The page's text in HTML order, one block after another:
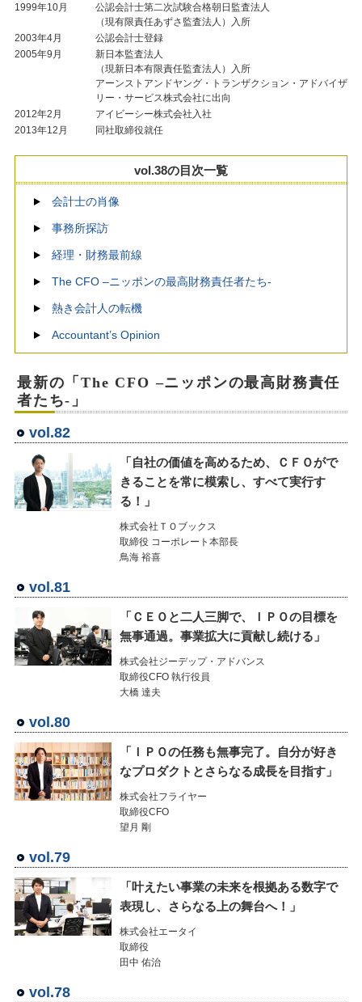
1999年10月
公認会計士第二次試験合格朝日監査法人
（現有限責任あずさ監査法人）入所
2003年4月
公認会計士登録
2005年9月
新日本監査法人
（現新日本有限責任監査法人）入所
アーンストアンドヤング・トランザクション・アドバイザ
リー・サービス株式会社に出向
2012年2月
アイビーシー株式会社入社
2013年12月
同社取締役就任
vol.38の目次一覧
会計士の肖像
事務所探訪
経理・財務最前線
The CFO –ニッポンの最高財務責任者たち-
熱き会計人の転機
Accountant’s Opinion
最新の「The CFO –ニッポンの最高財務責任
者たち-」
vol.82
「自社の価値を高めるため、ＣＦＯがで
きることを常に模索し、すべて実行す
る！」
株式会社ＴＯブックス
取締役 コーポレート本部長
鳥海 裕喜
vol.81
「ＣＥＯと二人三脚で、ＩＰＯの目標を
無事通過。事業拡大に貢献し続ける」
株式会社ジーデップ・アドバンス
取締役CFO 執行役員
大橋 達夫
vol.80
「ＩＰＯの任務も無事完了。自分が好き
なプロダクトとさらなる成長を目指す」
株式会社フライヤー
取締役CFO
望月 剛
vol.79
「叶えたい事業の未来を根拠ある数字で
表現し、さらなる上の舞台へ！」
株式会社エータイ
取締役
田中 佑治
vol.78